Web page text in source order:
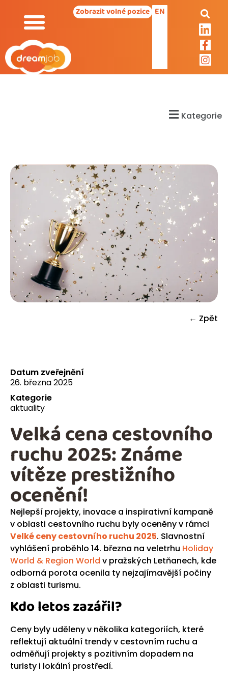
Zobrazit volné pozice EN
Kategorie
← Zpět
Datum zveřejnění
26. března 2025
Kategorie
aktuality
Nejlepší projekty, inovace a inspirativní kampaně
v oblasti cestovního ruchu byly oceněny v rámci
Velké ceny cestovního ruchu 2025. Slavnostní
vyhlášení proběhlo 14. března na veletrhu Holiday
World & Region World v pražských Letňanech, kde
odborná porota ocenila ty nejzajímavější počiny
z oblasti turismu.
Kdo letos zazářil?
Ceny byly uděleny v několika kategoriích, které
reflektují aktuální trendy v cestovním ruchu a
odměňují projekty s pozitivním dopadem na
turisty i lokální prostředí.
Velká cena cestovního
ruchu 2025: Známe
vítěze prestižního
ocenění!